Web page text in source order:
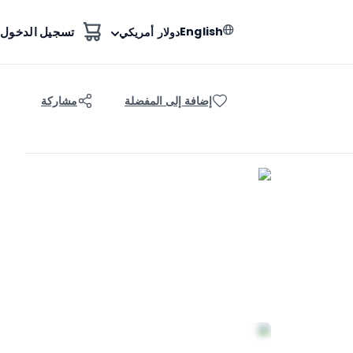
Englishدولار أمريكي تسجيل الدخول
إضافة إلى المفضلة مشاركة